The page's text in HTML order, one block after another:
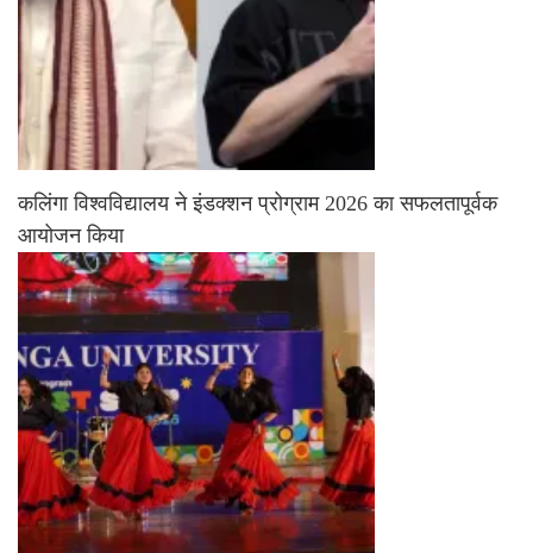
कलिंगा विश्वविद्यालय ने इंडक्शन प्रोग्राम 2026 का सफलतापूर्वक
आयोजन किया